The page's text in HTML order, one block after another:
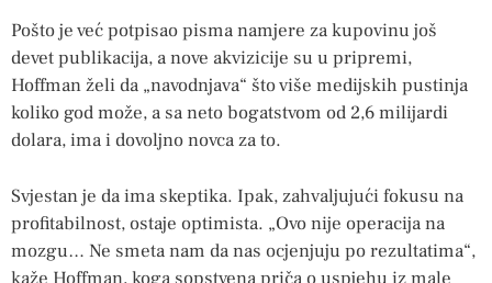
Pošto je već potpisao pisma namjere za kupovinu još
devet publikacija, a nove akvizicije su u pripremi,
Hoffman želi da „navodnjava“ što više medijskih pustinja
koliko god može, a sa neto bogatstvom od 2,6 milijardi
dolara, ima i dovoljno novca za to.
Svjestan je da ima skeptika. Ipak, zahvaljujući fokusu na
profitabilnost, ostaje optimista. „Ovo nije operacija na
mozgu… Ne smeta nam da nas ocjenjuju po rezultatima“,